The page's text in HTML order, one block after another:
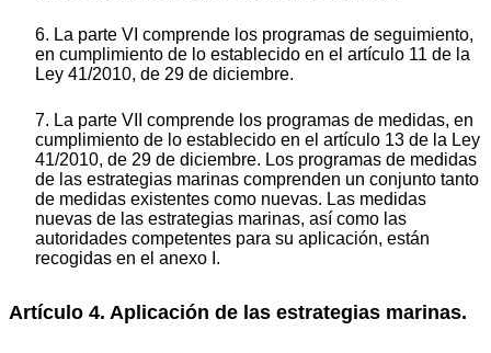
6. La parte VI comprende los programas de seguimiento,
en cumplimiento de lo establecido en el artículo 11 de la
Ley 41/2010, de 29 de diciembre.
7. La parte VII comprende los programas de medidas, en
cumplimiento de lo establecido en el artículo 13 de la Ley
41/2010, de 29 de diciembre. Los programas de medidas
de las estrategias marinas comprenden un conjunto tanto
de medidas existentes como nuevas. Las medidas
nuevas de las estrategias marinas, así como las
autoridades competentes para su aplicación, están
recogidas en el anexo I.
Artículo 4. Aplicación de las estrategias marinas.